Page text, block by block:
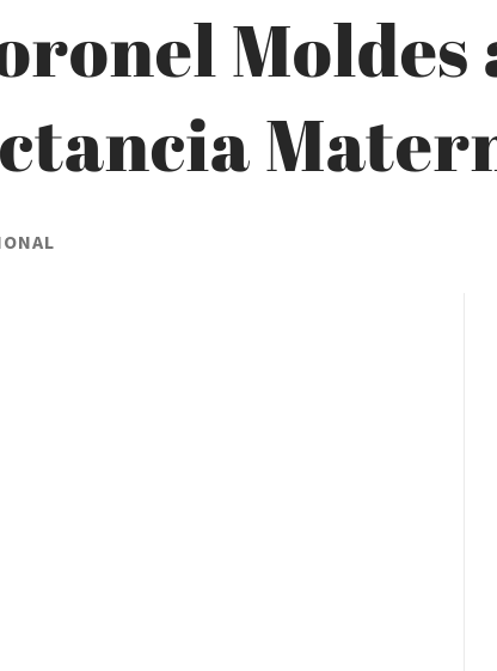
Moldes